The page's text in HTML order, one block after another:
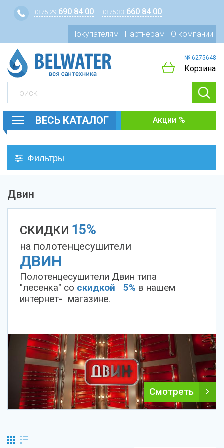
+375 29 690 84 00 +375 33 660 84 00
Покупателям Партнерам О компании
№ 6275648
Корзина
ВЕСЬ КАТАЛОГ Акции
Фильтры
Двин
СКИДКИ 15%
на полотенцесушители
ДВИН
Полотенцесушители Двин типа
"лесенка" со скидкой 5% в нашем
интернет- магазине.
Смотреть